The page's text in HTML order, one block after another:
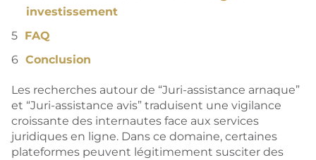
investissement
FAQ
Conclusion
Les recherches autour de “Juri-assistance arnaque”
et “Juri-assistance avis” traduisent une vigilance
croissante des internautes face aux services
juridiques en ligne. Dans ce domaine, certaines
plateformes peuvent légitimement susciter des